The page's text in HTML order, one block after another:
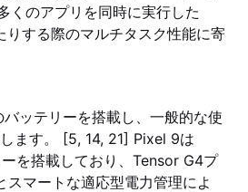
くのアプリを同時に実行した
りする際のマルチタスク性能に寄
ッテリーを搭載し、一般的な使
ます。 [5, 14, 21] Pixel 9は
を搭載しており、Tensor G4プ
スマートな適応型電力管理によ